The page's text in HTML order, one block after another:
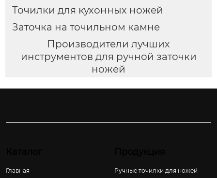
Точилки для кухонных ножей
Заточка на точильном камне
Производители лучших
инструментов для ручной заточки
ножей
Главная
Ручные точилки для ножей